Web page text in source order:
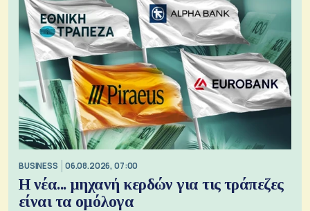
BUSINESS 06.08.2026, 07:00
Η νέα... μηχανή κερδών για τις τράπεζες
είναι τα ομόλογα